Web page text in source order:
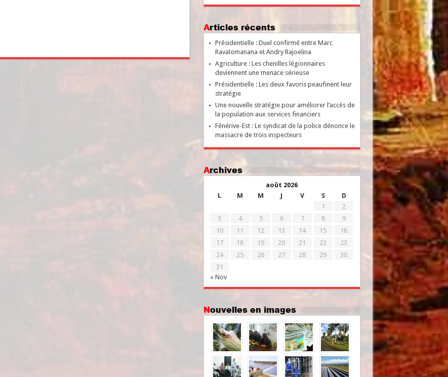
Articles récents
Présidentielle : Duel confirmé entre Marc
Ravalomanana et Andry Rajoelina
Agriculture : Les chenilles légionnaires
deviennent une menace sérieuse
Présidentielle : Les deux favoris peaufinent leur
stratégie
Une nouvelle stratégie pour améliorer l’accès de
la population aux services financiers
Fénérive-Est : Le syndicat de la police dénonce le
massacre de trois inspecteurs
Archives
août 2026
L
M M J V S D
« Nov
1
2
3
4 5 6 7 8
9
10
11 12 13 14 15
16
17
18 19 20 21 22
23
24
25 26 27 28 29
30
31
Nouvelles en images